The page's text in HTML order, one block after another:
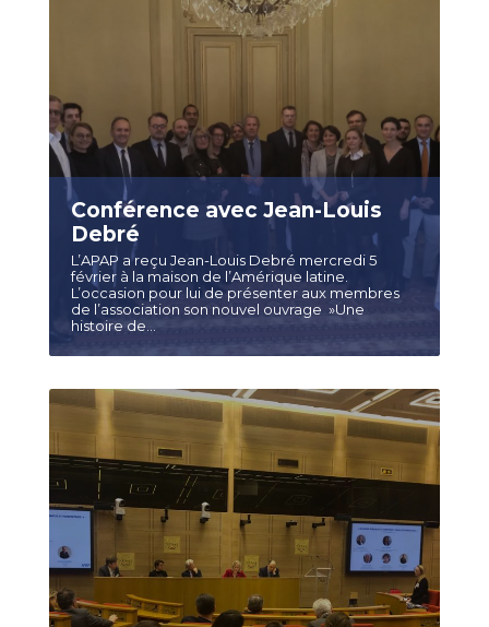
Conférence avec Jean-Louis
Debré
L’APAP a reçu Jean-Louis Debré mercredi 5
février à la maison de l’Amérique latine.
L’occasion pour lui de présenter aux membres
de l’association son nouvel ouvrage »Une
histoire de...